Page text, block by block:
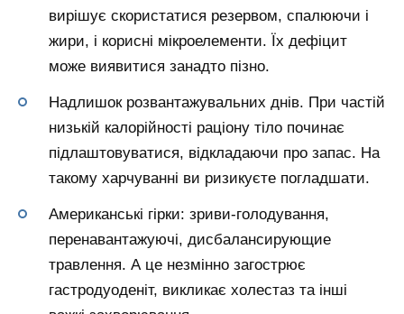
вирішує скористатися резервом, спалюючи і
жири, і корисні мікроелементи. Їх дефіцит
може виявитися занадто пізно.
Надлишок розвантажувальних днів. При частій
низькій калорійності раціону тіло починає
підлаштовуватися, відкладаючи про запас. На
такому харчуванні ви ризикуєте погладшати.
Американські гірки: зриви-голодування,
перенавантажуючі, дисбалансирующие
травлення. А це незмінно загострює
гастродуоденіт, викликає холестаз та інші